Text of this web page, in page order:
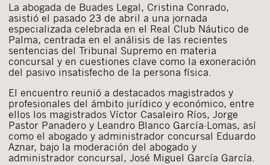
La abogada de Buades Legal, Cristina Conrado,
asistió el pasado 23 de abril a una jornada
especializada celebrada en el Real Club Náutico de
Palma, centrada en el análisis de las recientes
sentencias del Tribunal Supremo en materia
concursal y en cuestiones clave como la exoneración
del pasivo insatisfecho de la persona física.
El encuentro reunió a destacados magistrados y
profesionales del ámbito jurídico y económico, entre
ellos los magistrados Víctor Casaleiro Ríos, Jorge
Pastor Panadero y Leandro Blanco García-Lomas, así
como el abogado y administrador concursal Eduardo
Aznar, bajo la moderación del abogado y
administrador concursal, José Miguel García García.